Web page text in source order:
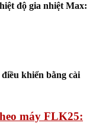
độ gia nhiệt Max:
khiển bằng cài
máy FLK25: